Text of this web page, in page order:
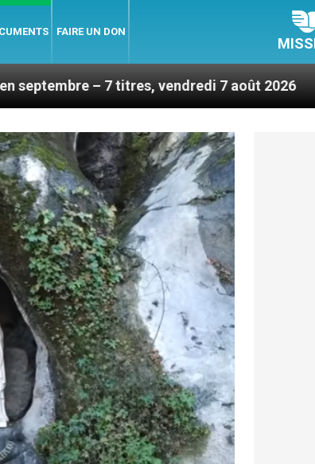
FAIRE UN DON
titres, vendredi 7 août 2026 Léon XIV